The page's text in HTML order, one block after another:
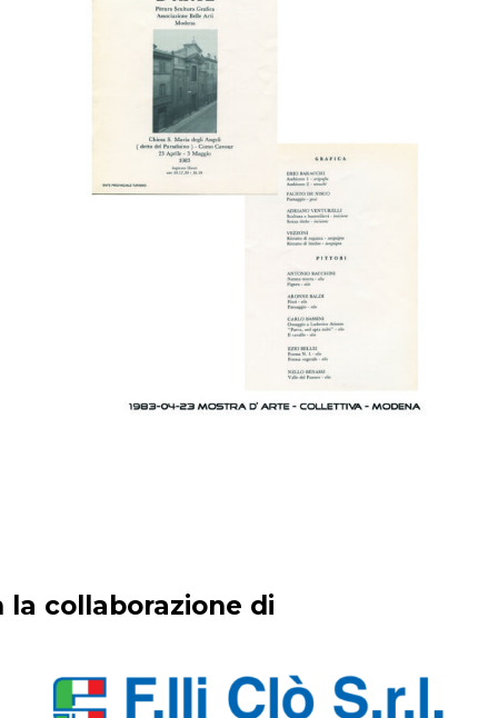
la collaborazione di